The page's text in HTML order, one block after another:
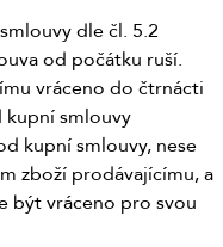
dle čl. 5.2
od počátku ruší.
vráceno do čtrnácti
smlouvy
kupní smlouvy, nese
zboží prodávajícímu, a
být vráceno pro svou